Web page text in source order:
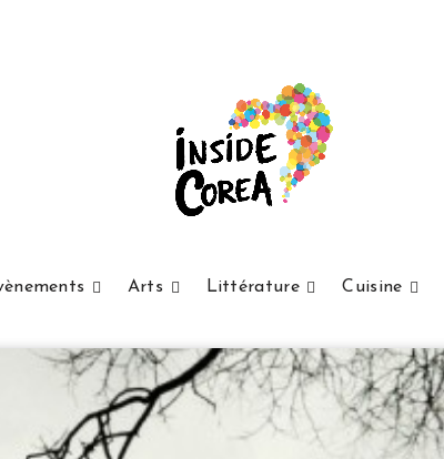
Arts Littérature Cuisine